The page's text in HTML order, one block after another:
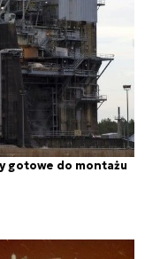
gotowe do montażu